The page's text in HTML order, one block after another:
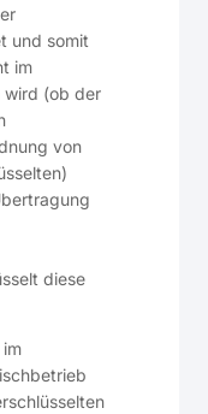
und somit
im
wird (ob der
von
diese